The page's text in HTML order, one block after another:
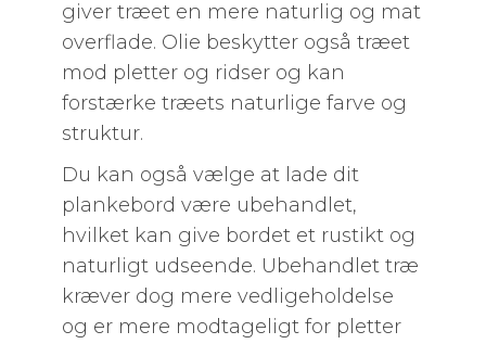
giver træet en mere naturlig og mat
overflade. Olie beskytter også træet
mod pletter og ridser og kan
forstærke træets naturlige farve og
struktur.
Du kan også vælge at lade dit
plankebord være ubehandlet,
hvilket kan give bordet et rustikt og
naturligt udseende. Ubehandlet træ
kræver dog mere vedligeholdelse
og er mere modtageligt for pletter